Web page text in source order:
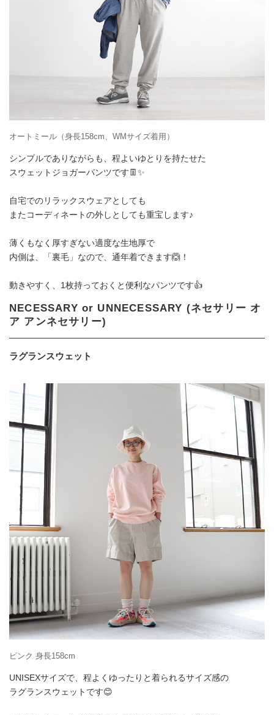
オートミール（身長158cm、WMサイズ着用）
シンプルでありながらも、程よいゆとりを持たせた
スウェットジョガーパンツです👖✨
自宅でのリラックスウェアとしても
またコーディネートの外しとしても重宝します♪
薄くもなく厚すぎない適度な生地厚で
内側は、「裏毛」なので、通年着できます🙆！
動きやすく、1枚持っておくと便利なパンツです👍
NECESSARY or UNNECESSARY (ネセサリー オ
ア アンネセサリー)
ラグランスウェット
ピンク 身長158cm
UNISEXサイズで、程よくゆったりと着られるサイズ感の
ラグランスウェットです😊